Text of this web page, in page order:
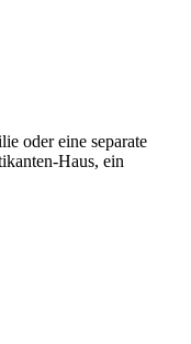
oder eine separate
Haus, ein